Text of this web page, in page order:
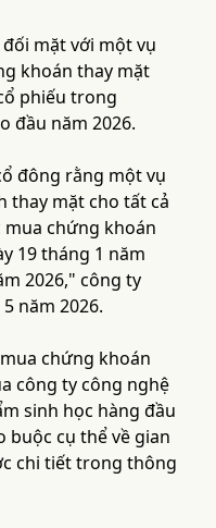
mặt với một vụ
khoán thay mặt
phiếu trong
đầu năm 2026.
đông rằng một vụ
thay mặt cho tất cả
mua chứng khoán
19 tháng 1 năm
2026," công ty
năm 2026.
chứng khoán
công ty công nghệ
sinh học hàng đầu
buộc cụ thể về gian
chi tiết trong thông